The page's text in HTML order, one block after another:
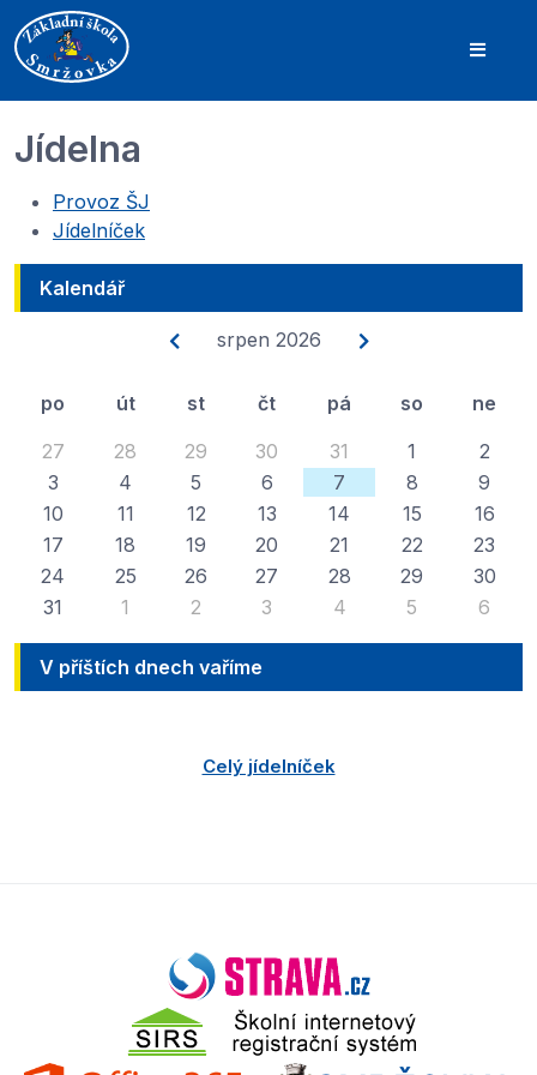
Jídelna
Provoz ŠJ
Jídelníček
Kalendář
srpen 2026
po út st čt pá so
ne
27
28 29 30 31 1
2
3
4 5 6 7 8
9
10
11 12 13 14 15
16
17
18 19 20 21 22
23
24
25 26 27 28 29
30
31
1 2 3 4 5 6
V příštích dnech vaříme
Celý jídelníček